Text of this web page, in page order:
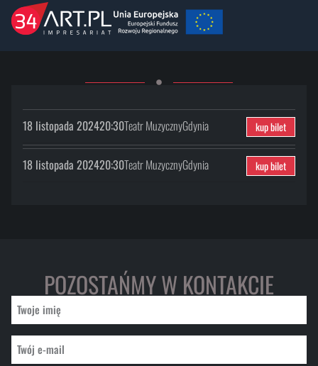
18 listopada 202420:30Teatr MuzycznyGdynia kup bilet
18 listopada 202420:30Teatr MuzycznyGdynia kup bilet
POZOSTAŃMY W KONTAKCIE